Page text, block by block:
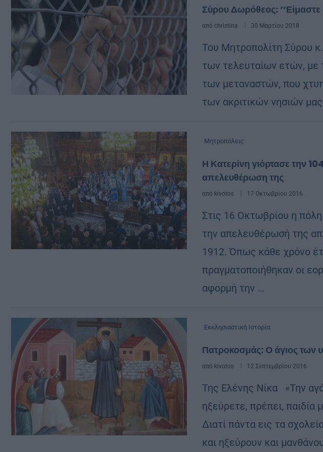
Σύρου Δωρόθεος: ’’Είμαστε
από christina 30 Μαρτίου 2018
Toυ Μητροπολίτη Σύρου
των τελευταίων ετών, με
των μεταναστών, που
των ακριτικών νησιών
Μητροπόλεις
Η Κατερίνη γιόρτασε την
απελευθέρωση της
από kivotos 17 Οκτωβρίου 2016
Στις 16 Οκτωβρίου η
την απελευθέρωσή της
1912. Όπως κάθε χρόνο
πραγματοποιήθηκαν οι
αφορμή την …
Εκκλησιαστική Ιστορία
Πατροκοσμάς: Ο άγιος
από kivotos 12 Σεπτεμβρίου 2016
Της Ελένης Νίκα «Την
ηξεύρετε, πρέπει, παιδία
Διατί πάντα εις τα
και ηξεύρουν και